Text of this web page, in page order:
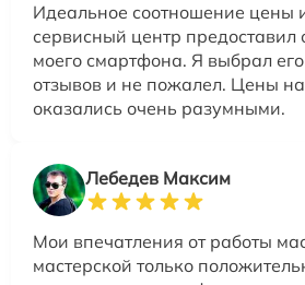
Идеальное соотношение цены
сервисный центр предоставил
моего смартфона. Я выбрал
отзывов и не пожалел. Цены на
оказались очень разумными.
Лебедев Максим
Мои впечатления от работы
мастерской только